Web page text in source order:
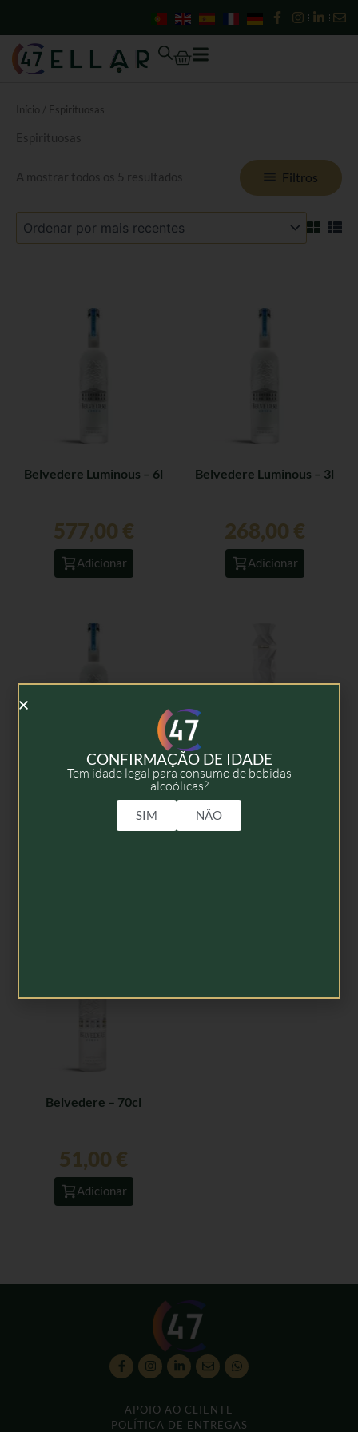
content
Cart
Início / Espirituosas
Espirituosas
A mostrar todos os 5 resultados
por
mais
recentes
Filtros
Belvedere Luminous – 6l
577,00 €
Adicionar
Belvedere Luminous – 3l
268,00 €
Adicionar
Belvedere Luminous –
Belvedere 10 – 70cl
Belvedere – 70cl
51,00 €
Adicionar
APOIO AO CLIENTE
POLÍTICA DE ENTREGAS
CONFIRMAÇÃO DE IDADE
Tem idade legal para consumo de bebidas
alcoólicas?
SIM NÃO